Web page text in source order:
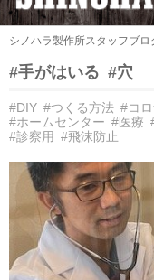
シノハラ製作所スタッフブロ
#手がはいる #穴
#DIY #つくる方法 #コ
#ホームセンター #医療
#診察用 #飛沫防止